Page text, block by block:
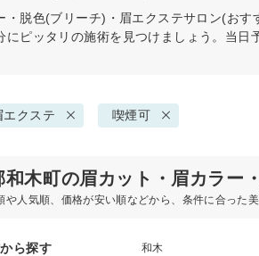
・脱色(ブリーチ)・眉エクステサロン(おす
ピッタリの施術を見つけましょう。当日
エクステ 喫煙可
和木町の眉カット・眉カラー
や人気順、価格が安い順などから、条件に合った
ら探す 和木